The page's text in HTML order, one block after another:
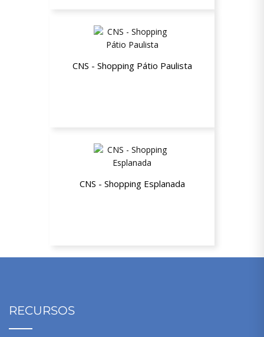
CNS - Shopping Pátio Paulista
CNS - Shopping Esplanada
RECURSOS